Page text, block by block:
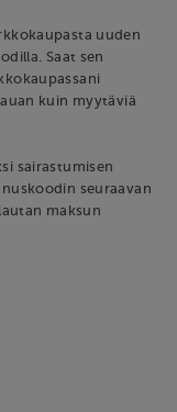
uuden
Saat sen
kuin myytäviä
sairastumisen
seuraavan
maksun